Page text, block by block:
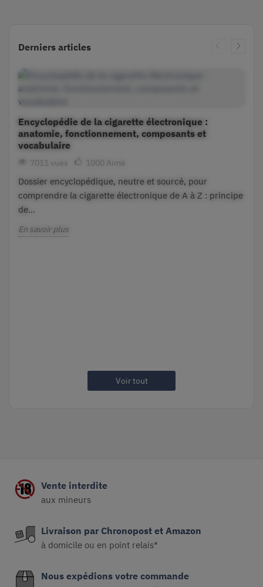
Derniers articles
Encyclopédie de la cigarette électronique :
anatomie, fonctionnement, composants et
vocabulaire
7011 vues 1000 Aimé
Dossier encyclopédique, neutre et sourcé, pour
comprendre la cigarette électronique de A à Z : principe
de...
En savoir plus
Voir tout
Vente interdite
aux mineurs
Livraison par Chronopost et Amazon
à domicile ou en point relais*
Nous expédions votre commande